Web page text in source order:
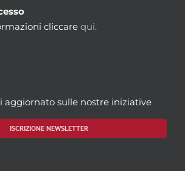
cliccare qui.
aggiornato sulle nostre iniziative
ISCRIZIONE NEWSLETTER